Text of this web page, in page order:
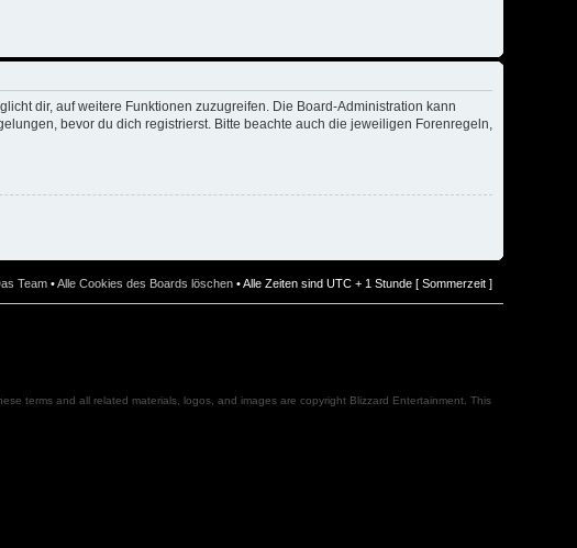
dir, auf weitere Funktionen zuzugreifen. Die Board-Administration kann
bevor du dich registrierst. Bitte beachte auch die jeweiligen Forenregeln,
Team •Alle Cookies des Boards löschen • Alle Zeiten sind UTC + 1 Stunde [ Sommerzeit ]
terms and all related materials, logos, and images are copyright Blizzard Entertainment. This